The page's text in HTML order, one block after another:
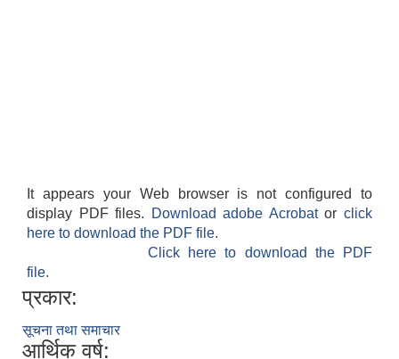
It appears your Web browser is not configured to
display PDF files.
Download adobe Acrobatorclick
here to download the PDF file.
Click here to download the PDF
file.
प्रकार:
सूचना तथा समाचार
आर्थिक वर्ष: